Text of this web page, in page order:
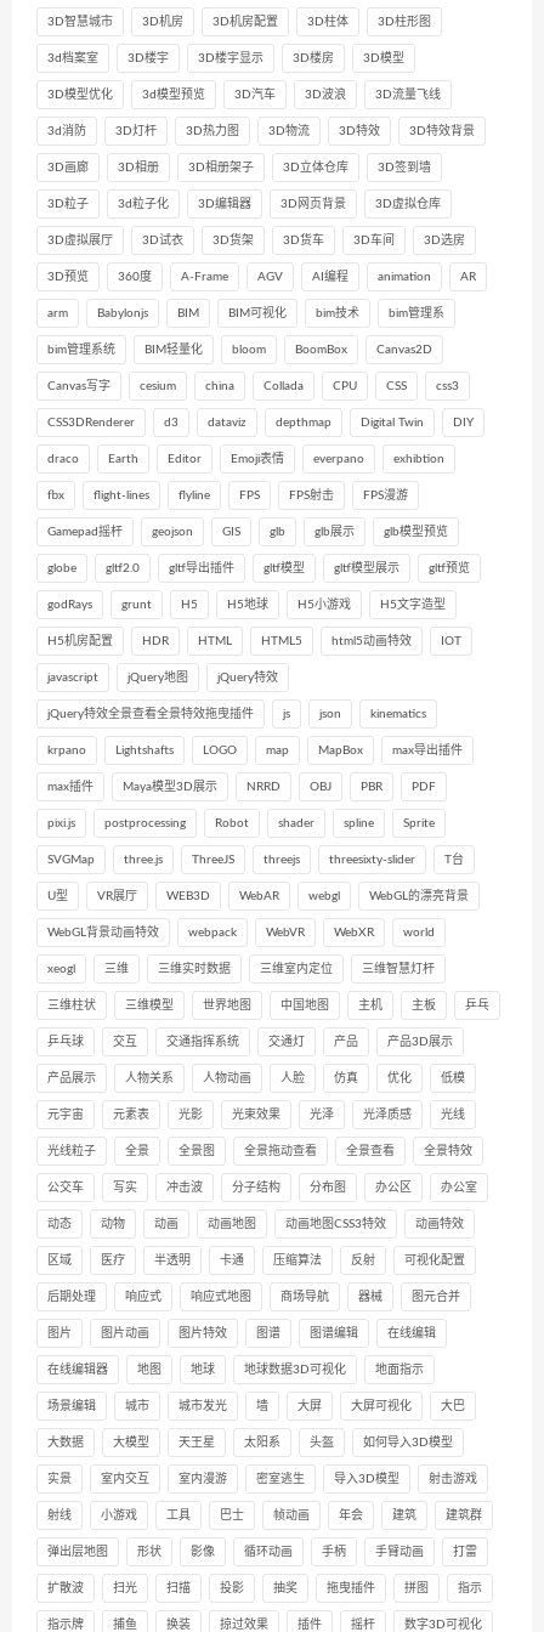
3D智慧城市 3D机房 3D机房配置 3D柱体 3D柱形图
3d档案室 3D楼宇 3D楼宇显示 3D楼房 3D模型
3D模型优化 3d模型预览 3D汽车 3D波浪 3D流量飞线
3d消防 3D灯杆 3D热力图 3D物流 3D特效 3D特效背景
3D画廊 3D相册 3D相册架子 3D立体仓库 3D签到墙
3D粒子 3d粒子化 3D编辑器 3D网页背景 3D虚拟仓库
3D虚拟展厅 3D试衣 3D货架 3D货车 3D车间 3D选房
3D预览 360度 A-Frame AGV AI编程 animation AR
arm Babylonjs BIM BIM可视化 bim技术 bim管理系
bim管理系统 BIM轻量化 bloom BoomBox Canvas2D
Canvas写字 cesium china Collada CPU CSS css3
CSS3DRenderer d3 dataviz depthmap Digital Twin DIY
draco Earth Editor Emoji表情 everpano exhibtion
fbx flight-lines flyline FPS FPS射击 FPS漫游
Gamepad摇杆 geojson GIS glb glb展示 glb模型预览
globe gltf2.0 gltf导出插件 gltf模型 gltf模型展示 gltf预览
godRays grunt H5 H5地球 H5小游戏 H5文字造型
H5机房配置 HDR HTML HTML5 html5动画特效 IOT
javascript jQuery地图 jQuery特效
jQuery特效全景查看全景特效拖曳插件 js json kinematics
krpano Lightshafts LOGO map MapBox max导出插件
max插件 Maya模型3D展示 NRRD OBJ PBR PDF
pixi.js postprocessing Robot shader spline Sprite
SVGMap three.js ThreeJS threejs threesixty-slider T台
U型 VR展厅 WEB3D WebAR webgl WebGL的漂亮背景
WebGL背景动画特效 webpack WebVR WebXR world
xeogl 三维 三维实时数据 三维室内定位 三维智慧灯杆
三维柱状 三维模型 世界地图 中国地图 主机 主板 乒乓
乒乓球 交互 交通指挥系统 交通灯 产品 产品3D展示
产品展示 人物关系 人物动画 人脸 仿真 优化 低模
元宇宙 元素表 光影 光束效果 光泽 光泽质感 光线
光线粒子 全景 全景图 全景拖动查看 全景查看 全景特效
公交车 写实 冲击波 分子结构 分布图 办公区 办公室
动态 动物 动画 动画地图 动画地图CSS3特效 动画特效
区域 医疗 半透明 卡通 压缩算法 反射 可视化配置
后期处理 响应式 响应式地图 商场导航 器械 图元合并
图片 图片动画 图片特效 图谱 图谱编辑 在线编辑
在线编辑器 地图 地球 地球数据3D可视化 地面指示
场景编辑 城市 城市发光 墙 大屏 大屏可视化 大巴
大数据 大模型 天王星 太阳系 头盔 如何导入3D模型
实景 室内交互 室内漫游 密室逃生 导入3D模型 射击游戏
射线 小游戏 工具 巴士 帧动画 年会 建筑 建筑群
弹出层地图 形状 影像 循环动画 手柄 手臂动画 打雷
扩散波 扫光 扫描 投影 抽奖 拖曳插件 拼图 指示
指示牌 捕鱼 换装 掠过效果 插件 摇杆 数字3D可视化